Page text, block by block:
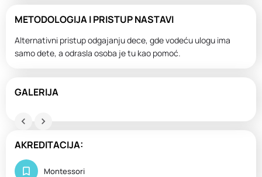
METODOLOGIJA I PRISTUP NASTAVI
Alternativni pristup odgajanju dece, gde vodeću ulogu ima
samo dete, a odrasla osoba je tu kao pomoć.
GALERIJA
AKREDITACIJA:
Montessori